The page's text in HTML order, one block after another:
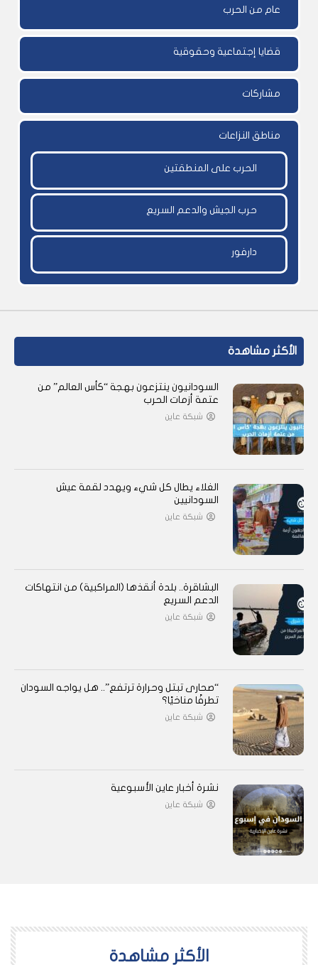
عام من الحرب
قضايا إجتماعية وحقوقية
مشاركات
مناطق النزاعات
الحرب على المنطقتين
حرب الجيش والدعم السريع
دارفور
الأكثر مشاهدة
السودانيون ينتزعون بهجة “كأس العالم” من
عتمة أزمات الحرب
شبكة عاين
الغلاء يطال كل شيء ويهدد لقمة عيش
السودانيين
شبكة عاين
البشاقرة.. بلدة أنقذها (المراكبية) من انتهاكات
الدعم السريع
شبكة عاين
“صحارى تبتل وحرارة ترتفع”.. هل يواجه السودان
تطرفًا مناخيًا؟
شبكة عاين
نشرة أخبار عاين الأسبوعية
شبكة عاين
اﻷكثر مشاهدة